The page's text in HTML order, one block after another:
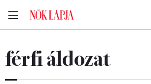
férfi áldozat